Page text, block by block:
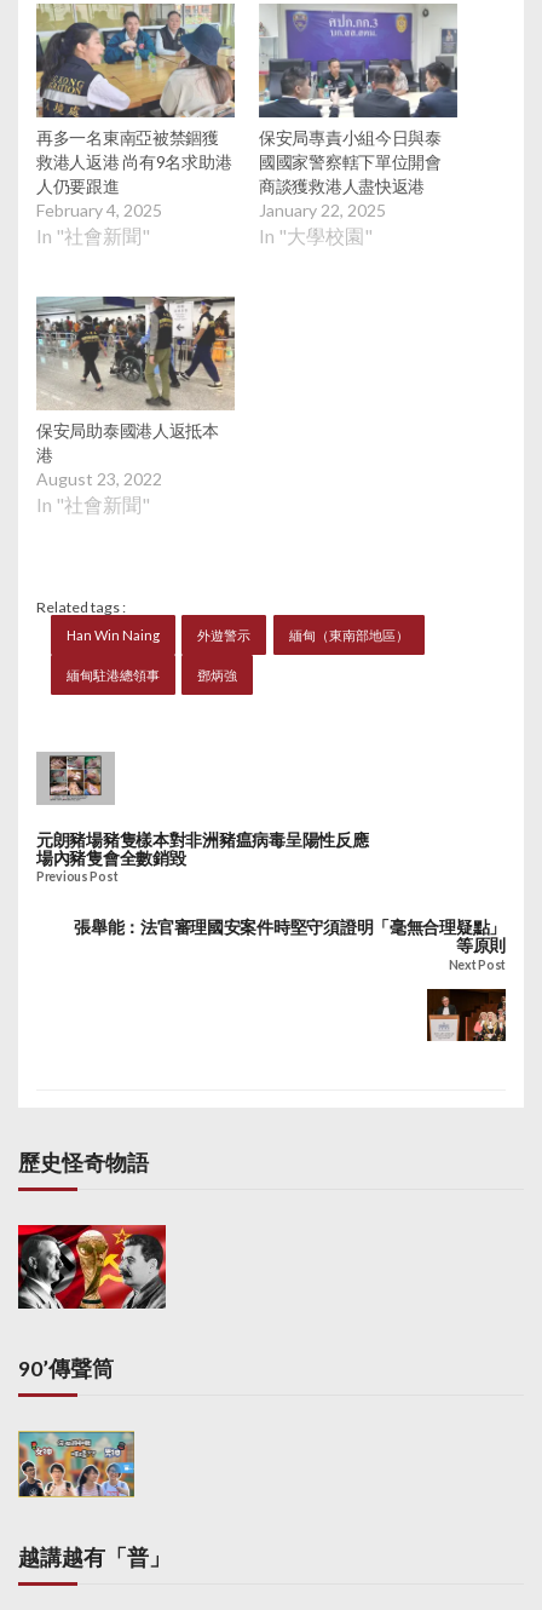
再多一名東南亞被禁錮獲
救港人返港 尚有9名求助港
人仍要跟進
February 4, 2025
In "社會新聞"
保安局專責小組今日與泰
國國家警察轄下單位開會
商談獲救港人盡快返港
January 22, 2025
In "大學校園"
保安局助泰國港人返抵本
港
August 23, 2022
In "社會新聞"
Related tags :
Han Win Naing 外遊警示 緬甸（東南部地區）
緬甸駐港總領事 鄧炳強
元朗豬場豬隻樣本對非洲豬瘟病毒呈陽性反應
場內豬隻會全數銷毀
Previous Post
張舉能：法官審理國安案件時堅守須證明「毫無合理疑點」
等原則
Next Post
歷史怪奇物語
90’傳聲筒
越講越有「普」